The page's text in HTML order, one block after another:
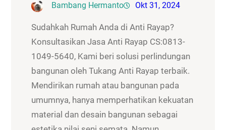
Bambang Hermanto Okt 31, 2024
Sudahkah Rumah Anda di Anti Rayap?
Konsultasikan Jasa Anti Rayap CS:0813-
1049-5640, Kami beri solusi perlindungan
bangunan oleh Tukang Anti Rayap terbaik.
Mendirikan rumah atau bangunan pada
umumnya, hanya memperhatikan kekuatan
material dan desain bangunan sebagai